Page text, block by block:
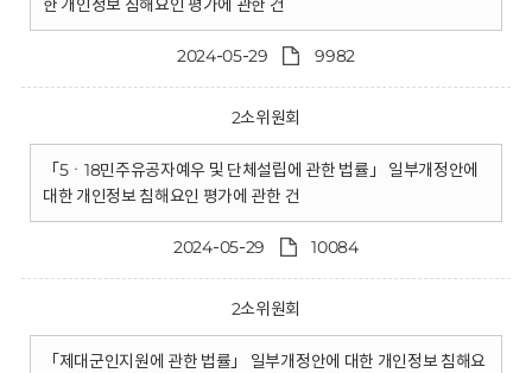
한 개인정보 침해요인 평가에 관한 건
2024-05-29 9982
2소위원회
「5ㆍ18민주유공자예우 및 단체설립에 관한 법률」 일부개정안에
대한 개인정보 침해요인 평가에 관한 건
2024-05-29 10084
2소위원회
「제대군인지원에 관한 법률」 일부개정안에 대한 개인정보 침해요